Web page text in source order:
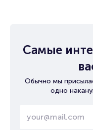
Самые
Обычно мы
одно